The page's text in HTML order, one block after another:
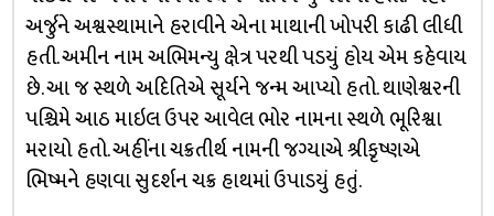
અર્જુને અશ્વસ્થામાને હરાવીને એના માથાની ખોપરી કાઢી લીધી
હતી. અમીન નામ અભિમન્યુ ક્ષેત્ર પરથી પડયું હોય એમ કહેવાય
છે. આ જ સ્થળે અદિતિએ સૂર્યને જન્મ આપ્યો હતો. થાણેશ્વરની
પશ્ચિમે આઠ માઇલ ઉપર આવેલ ભોર નામના સ્થળે ભૂરિશ્વા
મરાયો હતો. અહીંના ચક્રતીર્થ નામની જગ્યાએ શ્રીકૃષ્ણએ
ભિષ્મને હણવા સુદર્શન ચક્ર હાથમાં ઉપાડયું હતું.